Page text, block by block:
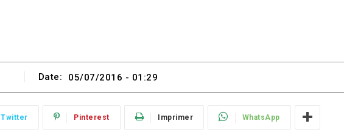
Date: 05/07/2016 - 01:29
Twitter Pinterest Imprimer WhatsApp